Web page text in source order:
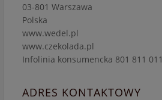
03-801 Warszawa
Polska
www.wedel.pl
www.czekolada.pl
Infolinia konsumencka 801 811 011
ADRES KONTAKTOWY